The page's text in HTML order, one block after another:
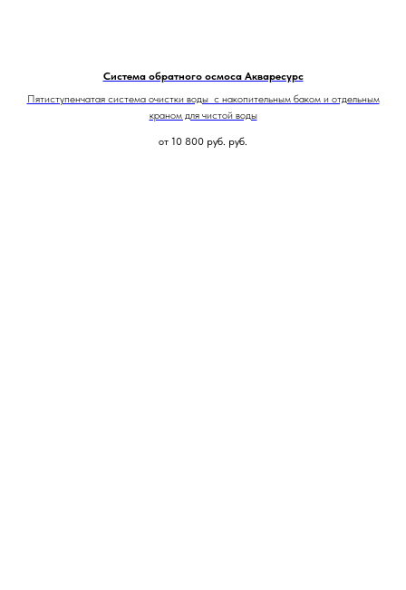
Система обратного осмоса Акваресурс
Пятиступенчатая система очистки воды с накопительным баком и отдельным
краном для чистой воды
от 10 800 руб. руб.